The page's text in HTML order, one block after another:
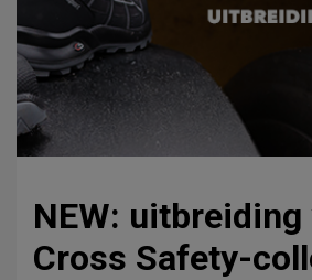
NEW: uitbreiding
Cross Safety-